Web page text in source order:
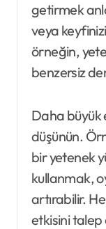
getirmek
veya
örneğin,
benzersiz
Daha büyük
düşünün.
bir yetenek
kullanmak,
artırabilir.
etkisini